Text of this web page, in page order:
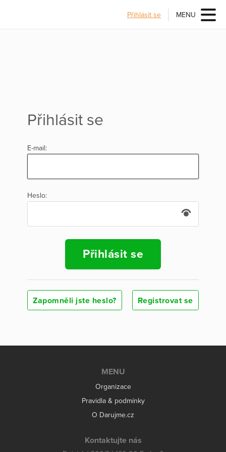
Přihlásit se MENU
Přihlásit se
E-mail:
Heslo:
Přihlásit se
Zapomněli jste heslo? Registrovat se
MENU
Organizace
Pravidla & podmínky
O Darujme.cz
Kontaktujte nás